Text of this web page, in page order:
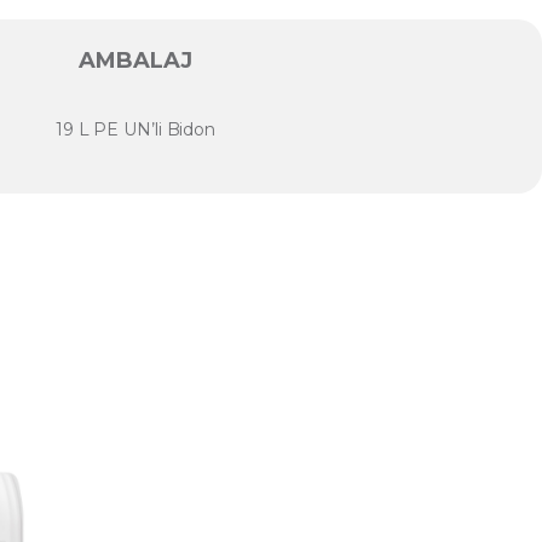
AMBALAJ
19 L PE UN’li Bidon